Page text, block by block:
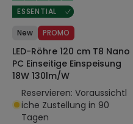
ESSENTIAL
New PROMO
LED-Röhre 120 cm T8 Nano
PC Einseitige Einspeisung
18W 130lm/W
Reservieren: Voraussichtl
iche Zustellung in 90
Tagen